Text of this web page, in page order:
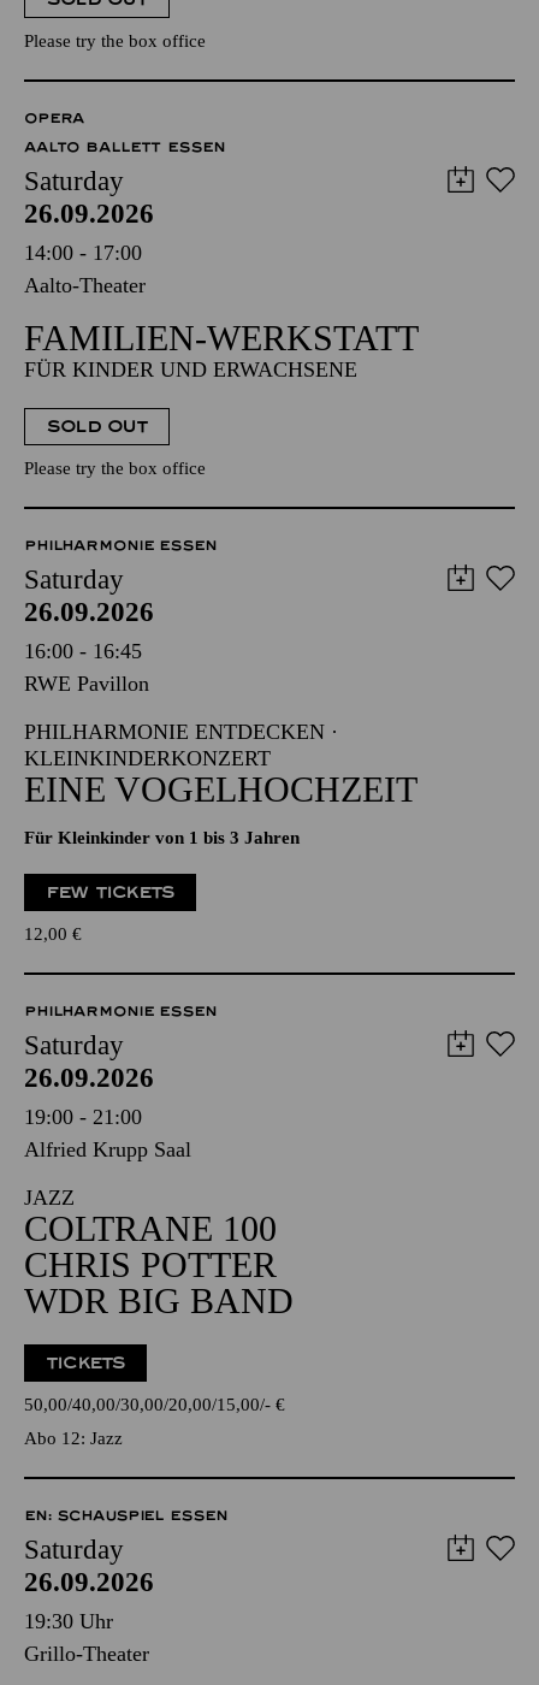
Please try the box office
OPERA
AALTO BALLETT ESSEN
Saturday
26.09.2026
14:00 - 17:00
Aalto-Theater
FAMILIEN-WERKSTATT
FÜR KINDER UND ERWACHSENE
SOLD OUT
Please try the box office
PHILHARMONIE ESSEN
Saturday
26.09.2026
16:00 - 16:45
RWE Pavillon
PHILHARMONIE ENTDECKEN ·
KLEINKINDERKONZERT
EINE VOGELHOCHZEIT
Für Kleinkinder von 1 bis 3 Jahren
FEW TICKETS
12,00 €
PHILHARMONIE ESSEN
Saturday
26.09.2026
19:00 - 21:00
Alfried Krupp Saal
JAZZ
COLTRANE 100
CHRIS POTTER
WDR BIG BAND
TICKETS
50,00 40,00 30,00 20,00 15,00 - €
Abo 12: Jazz
EN: SCHAUSPIEL ESSEN
Saturday
26.09.2026
19:30 Uhr
Grillo-Theater